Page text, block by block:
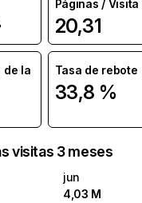
Páginas / Visita
20,31
de la
Tasa de rebote
33,8 %
visitas 3 meses
jun
4,03 M